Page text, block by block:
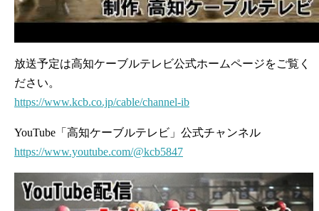
放送予定は高知ケーブルテレビ公式ホームページをご覧く
ださい。
https://www.kcb.co.jp/cable/channel-ib
YouTube「高知ケーブルテレビ」公式チャンネル
https://www.youtube.com/@kcb5847